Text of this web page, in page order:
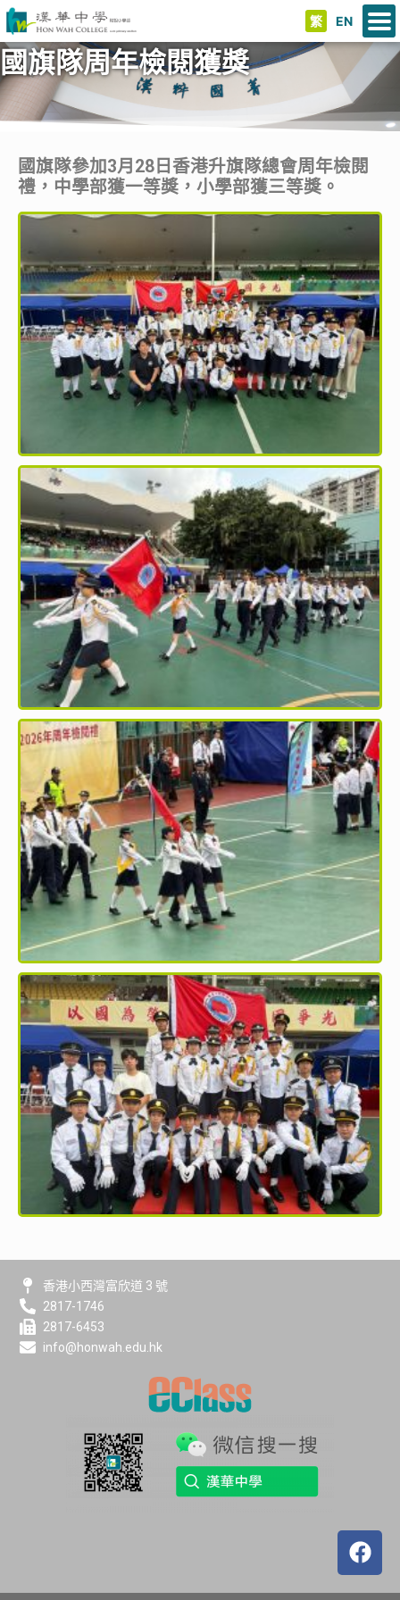
繁 EN
國旗隊周年檢閱獲獎
國旗隊參加3月28日香港升旗隊總會周年檢閱
禮，中學部獲一等獎，小學部獲三等獎。
香港小西灣富欣道 3 號
2817-1746
2817-6453
info@honwah.edu.hk